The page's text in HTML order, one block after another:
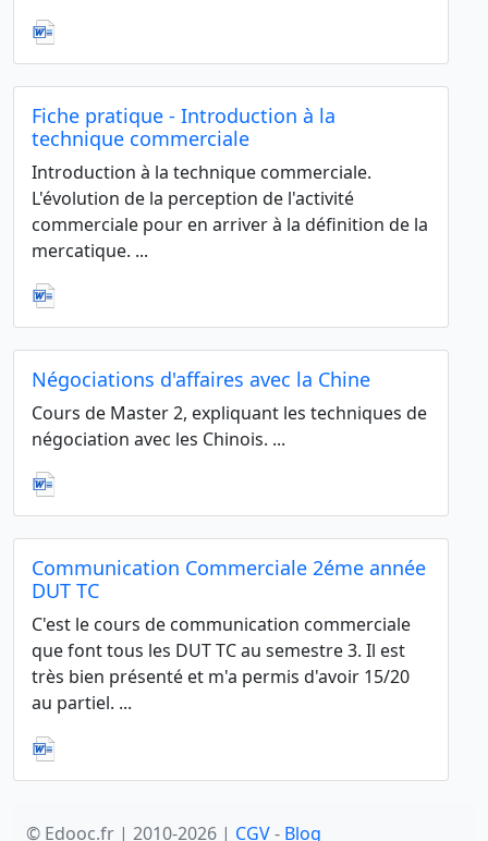
Fiche pratique - Introduction à la
technique commerciale
Introduction à la technique commerciale.
L'évolution de la perception de l'activité
commerciale pour en arriver à la définition de la
mercatique. ...
Négociations d'affaires avec la Chine
Cours de Master 2, expliquant les techniques de
négociation avec les Chinois. ...
Communication Commerciale 2éme année
DUT TC
C'est le cours de communication commerciale
que font tous les DUT TC au semestre 3. Il est
très bien présenté et m'a permis d'avoir 15/20
au partiel. ...
© Edooc.fr | 2010-2026 | CGV- Blog